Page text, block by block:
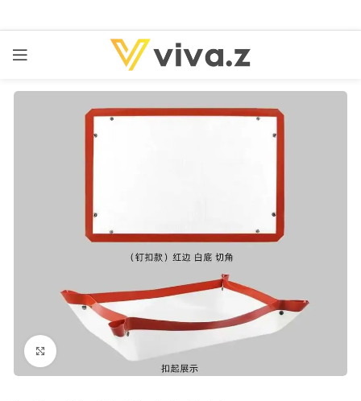
kattints a kinagyításhoz